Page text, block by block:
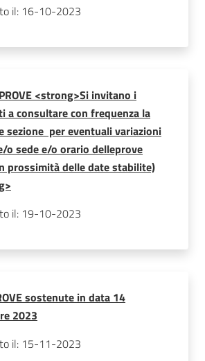
il: 16-10-2023
<strong>Si invitano i
a consultare con frequenza la
sezione per eventuali variazioni
o sede e/o orario delleprove
prossimità delle date stabilite)
il: 19-10-2023
sostenute in data 14
2023
il: 15-11-2023